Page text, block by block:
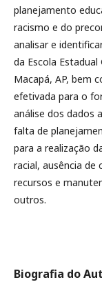
planejamento
racismo e do
analisar e
da Escola
Macapá, AP, bem
efetivada para o
análise dos dados
falta de
para a realização
racial, ausência de
recursos e
outros.
Biografia do